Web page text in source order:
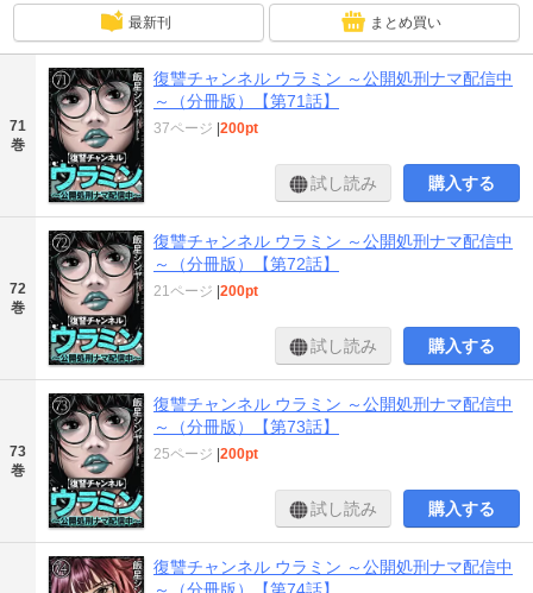
最新刊 まとめ買い
71
巻
復讐チャンネル ウラミン ～公開処刑ナマ配信中
～（分冊版）【第71話】
37ページ |200pt
試し読み 購入する
72
巻
復讐チャンネル ウラミン ～公開処刑ナマ配信中
～（分冊版）【第72話】
21ページ |200pt
試し読み 購入する
73
巻
復讐チャンネル ウラミン ～公開処刑ナマ配信中
～（分冊版）【第73話】
25ページ |200pt
試し読み 購入する
復讐チャンネル ウラミン ～公開処刑ナマ配信中